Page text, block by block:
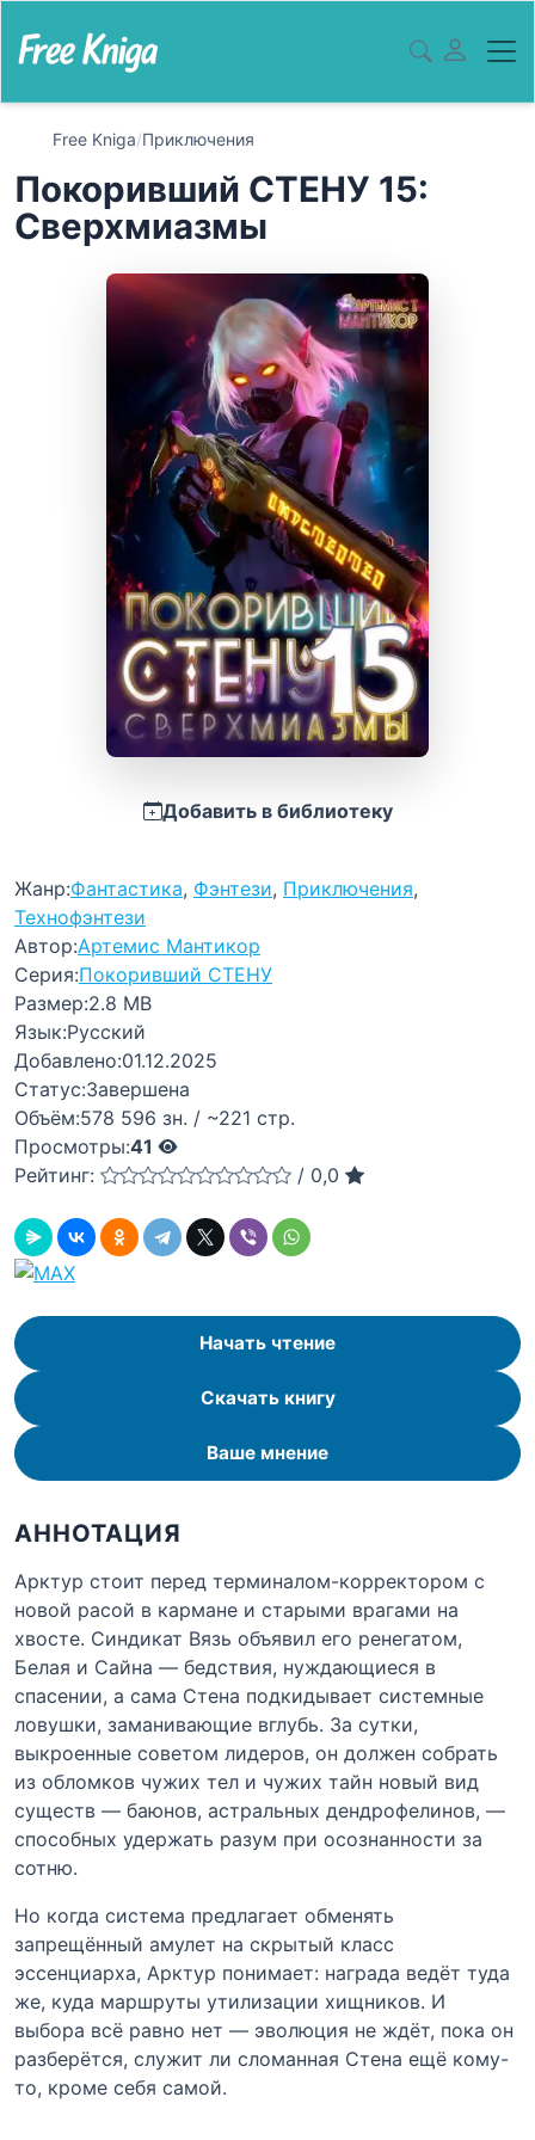
Free Kniga/Приключения
Покоривший СТЕНУ 15:
Сверхмиазмы
Добавить в библиотеку
Жанр:Фантастика, Фэнтези, Приключения,
Технофэнтези
Автор:Артемис Мантикор
Серия:Покоривший СТЕНУ
Размер:2.8 MB
Язык:Русский
Добавлено:01.12.2025
Статус:Завершена
Объём:578 596 зн. / ~221 стр.
Просмотры:41
Рейтинг:
/ 0,0
Начать чтение
Скачать книгу
Ваше мнение
АННОТАЦИЯ
Арктур стоит перед терминалом-корректором с
новой расой в кармане и старыми врагами на
хвосте. Синдикат Вязь объявил его ренегатом,
Белая и Сайна — бедствия, нуждающиеся в
спасении, а сама Стена подкидывает системные
ловушки, заманивающие вглубь. За сутки,
выкроенные советом лидеров, он должен собрать
из обломков чужих тел и чужих тайн новый вид
существ — баюнов, астральных дендрофелинов, —
способных удержать разум при осознанности за
сотню.
Но когда система предлагает обменять
запрещённый амулет на скрытый класс
эссенциарха, Арктур понимает: награда ведёт туда
же, куда маршруты утилизации хищников. И
выбора всё равно нет — эволюция не ждёт, пока он
разберётся, служит ли сломанная Стена ещё кому-
то, кроме себя самой.